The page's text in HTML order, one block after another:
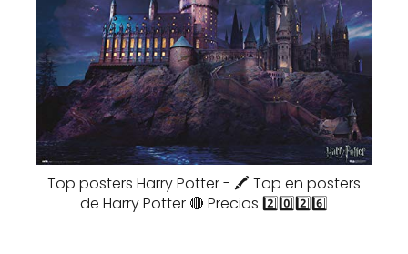
Top posters Harry Potter - 🖍️ Top en posters
de Harry Potter 🔴 Precios 2️⃣0️⃣2️⃣6️⃣